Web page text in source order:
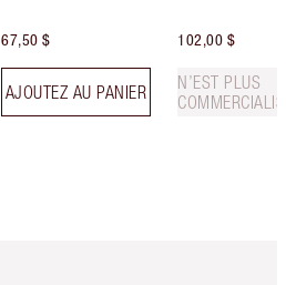
67,50 $
AJOUTEZ AU PANIER
102,00 $
N’EST PLUS